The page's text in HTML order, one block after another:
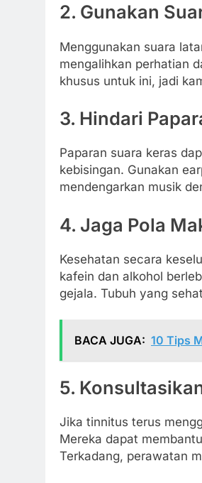
2. Gunakan
Menggunakan suara
mengalihkan perhatian
khusus untuk ini, jadi
3. Hindari
Paparan suara keras
kebisingan. Gunakan
mendengarkan musik
4. Jaga Pola
Kesehatan secara
kafein dan alkohol
gejala. Tubuh yang
BACA JUGA: 10 Tips
5.
Jika tinnitus terus
Mereka dapat
Terkadang, perawatan